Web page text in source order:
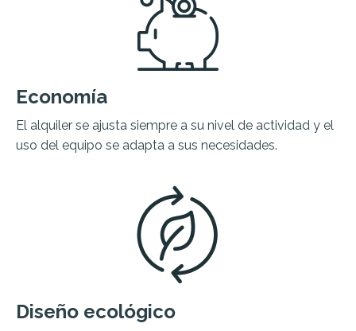
Economía
El alquiler se ajusta siempre a su nivel de actividad y el
uso del equipo se adapta a sus necesidades.
Diseño ecológico